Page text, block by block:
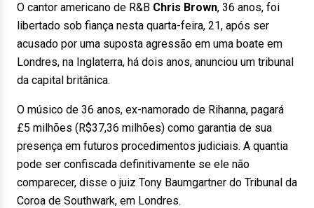
O cantor americano de R&B Chris Brown, 36 anos, foi
libertado sob fiança nesta quarta-feira, 21, após ser
acusado por uma suposta agressão em uma boate em
Londres, na Inglaterra, há dois anos, anunciou um tribunal
da capital britânica.
O músico de 36 anos, ex-namorado de Rihanna, pagará
£5 milhões (R$37,36 milhões) como garantia de sua
presença em futuros procedimentos judiciais. A quantia
pode ser confiscada definitivamente se ele não
comparecer, disse o juiz Tony Baumgartner do Tribunal da
Coroa de Southwark, em Londres.